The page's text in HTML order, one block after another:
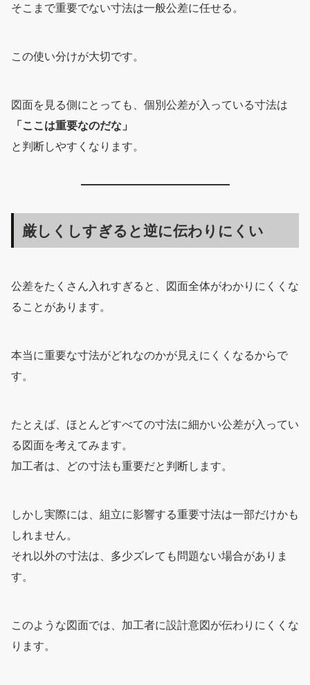
そこまで重要でない寸法は一般公差に任せる。
この使い分けが大切です。
図面を見る側にとっても、個別公差が入っている寸法は
「ここは重要なのだな」
と判断しやすくなります。
厳しくしすぎると逆に伝わりにくい
公差をたくさん入れすぎると、図面全体がわかりにくくな
ることがあります。
本当に重要な寸法がどれなのかが見えにくくなるからで
す。
たとえば、ほとんどすべての寸法に細かい公差が入ってい
る図面を考えてみます。
加工者は、どの寸法も重要だと判断します。
しかし実際には、組立に影響する重要寸法は一部だけかも
しれません。
それ以外の寸法は、多少ズレても問題ない場合がありま
す。
このような図面では、加工者に設計意図が伝わりにくくな
ります。